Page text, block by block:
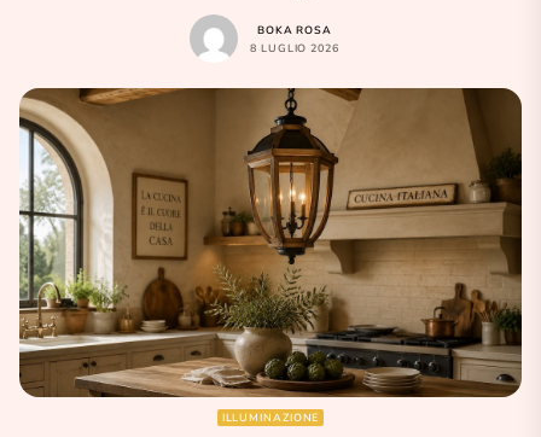
BOKA ROSA
8 LUGLIO 2026
ILLUMINAZIONE